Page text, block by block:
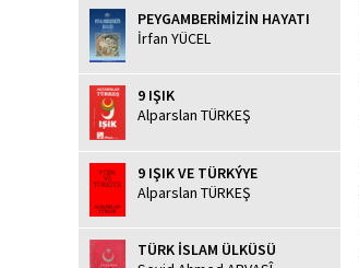
PEYGAMBERİMİZİN HAYATI
İrfan YÜCEL
9 IŞIK
Alparslan TÜRKEŞ
9 IŞIK VE TÜRKÝYE
Alparslan TÜRKEŞ
TÜRK İSLAM ÜLKÜSÜ